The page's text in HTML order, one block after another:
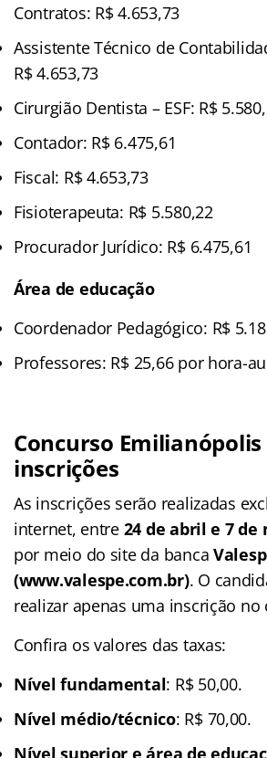
Contratos: R$ 4.653,73
Assistente Técnico de
R$ 4.653,73
Cirurgião Dentista – ESF: R$
Contador: R$ 6.475,61
Fiscal: R$ 4.653,73
Fisioterapeuta: R$ 5.580,22
Procurador Jurídico: R$ 6.475,61
Área de educação
Coordenador Pedagógico: R$
Professores: R$ 25,66 por hora-
Concurso Emilianópolis
inscrições
As inscrições serão realizadas
internet, entre24 de abril e 7 de
por meio do site da banca
(www.valespe.com.br). O
realizar apenas uma inscrição no
Confira os valores das taxas:
Nível fundamental: R$ 50,00.
Nível médio/técnico: R$ 70,00.
Nível superior e área de